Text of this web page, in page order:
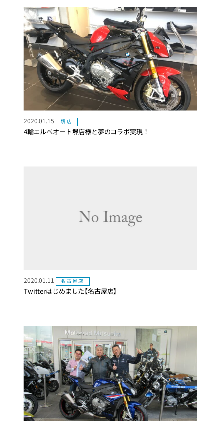
4輪エルベオート堺店様と夢のコラボ実現！
2020.01.15 堺店
Twitterはじめました【名古屋店】
2020.01.11 名古屋店